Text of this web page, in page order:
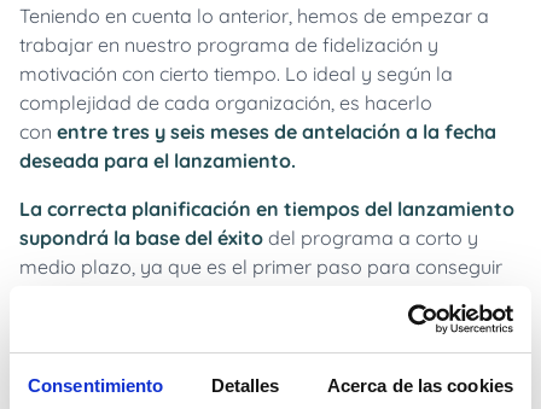
Consentimiento Detalles Acerca de las cookies
Teniendo en cuenta lo anterior, hemos de empezar a
trabajar en nuestro programa de fidelización y
motivación con cierto tiempo. Lo ideal y según la
complejidad de cada organización, es hacerlo
con entre tres y seis meses de antelación a la fecha
deseada para el lanzamiento.
La correcta planificación en tiempos del lanzamiento
supondrá la base del éxitodel programa a corto y
medio plazo, ya que es el primer paso para conseguir